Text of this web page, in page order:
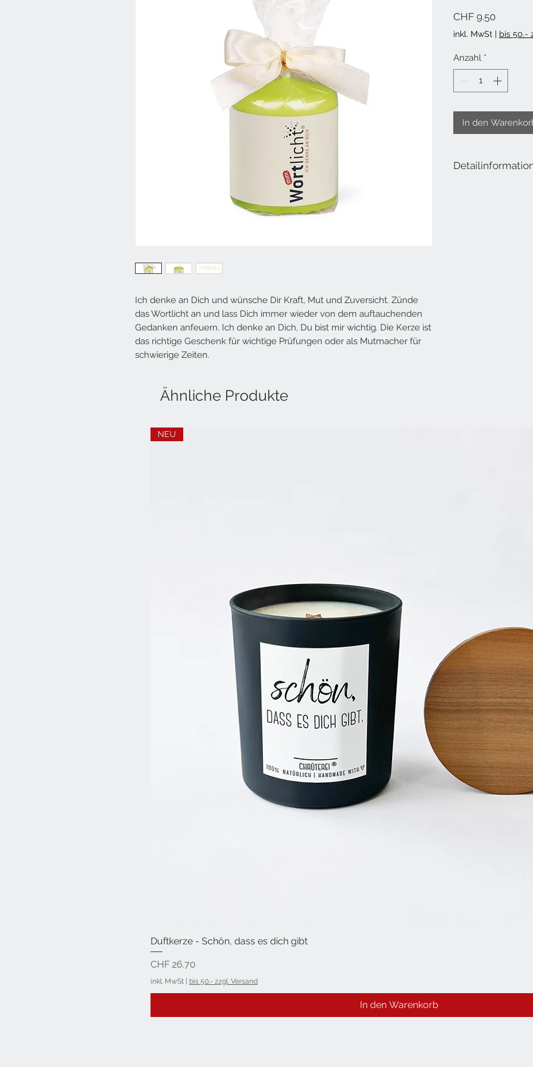
Ähnliche Produkte
NEU
Duftkerze - Schön, dass es dich gibt
Preis
CHF 26.70
inkl. MwSt | bis 50.- zzgl. Versand
In den Warenkorb
Ich denke an Dich und wünsche Dir Kraft, Mut und Zuversicht. Zünde
das Wortlicht an und lass Dich immer wieder von dem auftauchenden
Gedanken anfeuern. Ich denke an Dich, Du bist mir wichtig. Die Kerze ist
das richtige Geschenk für wichtige Prüfungen oder als Mutmacher für
schwierige Zeiten.
CHF 9.50Preis
inkl. MwSt | bis 50.-
Anzahl *
In den